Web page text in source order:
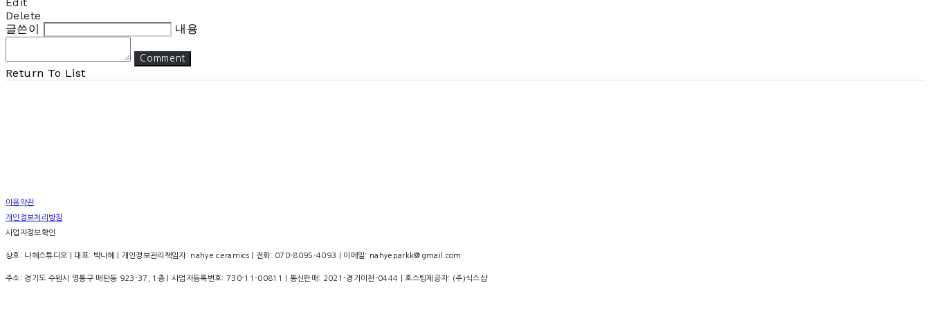
Delete
글쓴이
내용
Comment
Return To List
이용약관
개인정보처리방침
사업자정보확인
상호: 나혜스튜디오 | 대표: 박나혜 | 개인정보관리책임자: nahye ceramics | 전화: 070-8095-4093 | 이메일: nahyeparkk@gmail.com
주소: 경기도 수원시 영통구 매탄동 923-37, 1층 | 사업자등록번호: 730-11-00811 | 통신판매: 2021-경기이천-0444 | 호스팅제공자: (주)식스샵